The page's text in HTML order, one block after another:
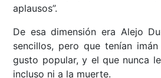
aplausos”.
De esa dimensión era Alejo
sencillos, pero que tenían
gusto popular, y el que nunca
incluso ni a la muerte.